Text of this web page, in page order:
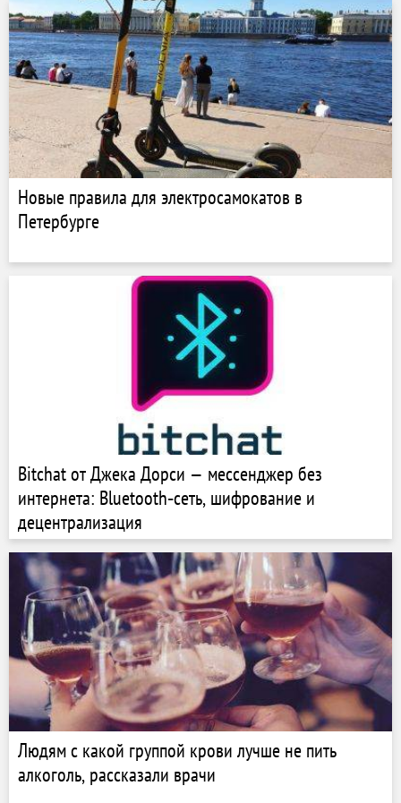
Новые правила для электросамокатов в
Петербурге
Bitchat от Джека Дорси — мессенджер без
интернета: Bluetooth‑сеть, шифрование и
децентрализация
Людям с какой группой крови лучше не пить
алкоголь, рассказали врачи